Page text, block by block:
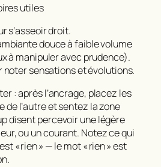
utiles
s’asseoir droit.
douce à faible volume
à manipuler avec prudence).
noter sensations et évolutions.
: après l’ancrage, placez les
de l’autre et sentez la zone
disent percevoir une légère
ou un courant. Notez ce qui
« rien » — le mot « rien » est